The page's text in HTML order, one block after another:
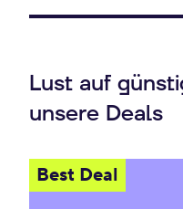
Lust auf
unsere Deals
Best Deal